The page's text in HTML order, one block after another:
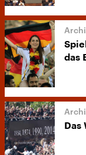
das